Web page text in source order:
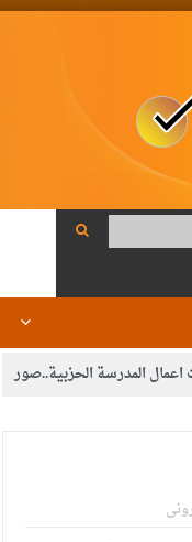
المدرسة الحزبية..صور
في الحقوق والقانون
التاريخية على المقدسات